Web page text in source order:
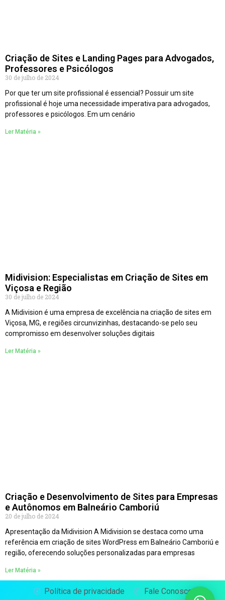
Criação de Sites e Landing Pages para Advogados,
Professores e Psicólogos
30 de julho de 2024
Por que ter um site profissional é essencial? Possuir um site
profissional é hoje uma necessidade imperativa para advogados,
professores e psicólogos. Em um cenário
Ler Matéria »
Midivision: Especialistas em Criação de Sites em
Viçosa e Região
30 de julho de 2024
A Midivision é uma empresa de excelência na criação de sites em
Viçosa, MG, e regiões circunvizinhas, destacando-se pelo seu
compromisso em desenvolver soluções digitais
Ler Matéria »
Criação e Desenvolvimento de Sites para Empresas
e Autônomos em Balneário Camboriú
20 de julho de 2024
Apresentação da Midivision A Midivision se destaca como uma
referência em criação de sites WordPress em Balneário Camboriú e
região, oferecendo soluções personalizadas para empresas
Ler Matéria »
Política de privacidade Fale Conosco